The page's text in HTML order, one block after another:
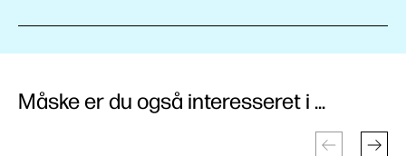
Måske er du også interesseret i ...